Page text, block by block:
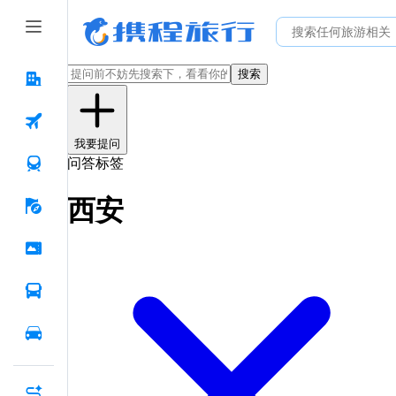
搜索
我要提问
问答标签
西安